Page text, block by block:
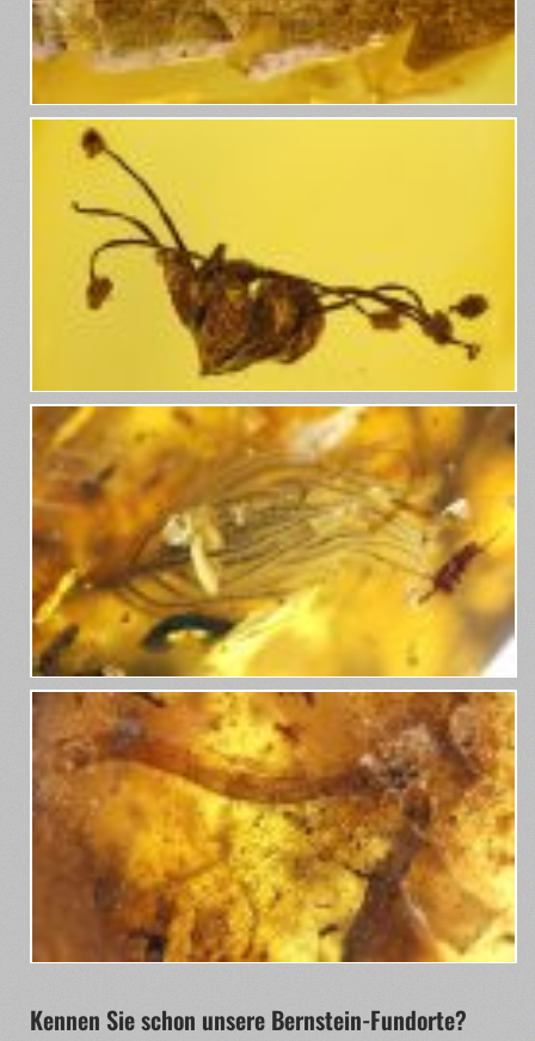
Kennen Sie schon unsere Bernstein-Fundorte?